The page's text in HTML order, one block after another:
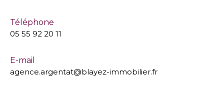
Téléphone
05 55 92 20 11
E-mail
agence.argentat@blayez-immobilier.fr